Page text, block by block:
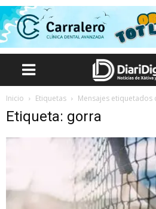
Inicio Etiquetas Mensajes etiquetados
Etiqueta: gorra